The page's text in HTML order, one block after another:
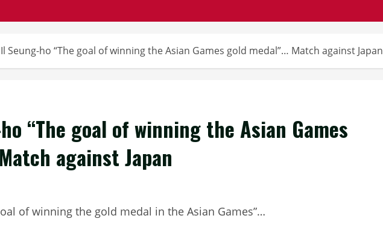
Seung-ho “The goal of winning the Asian Games gold medal”… Match against Japan
“The goal of winning the Asian Games
against Japan
of winning the gold medal in the Asian Games”…